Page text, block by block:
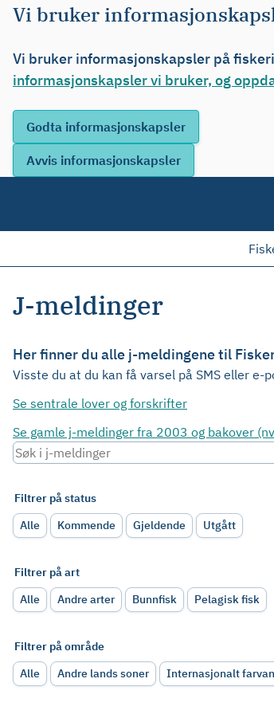
Vi bruker
Vi bruker informasjonskapsler på
informasjonskapsler vi bruker, og
J-meldinger
Her finner du alle j-meldingene til
Visste du at du kan få varsel på SMS eller e-
Se sentrale lover og forskrifter
Se gamle j-meldinger fra 2003 og bakover
Filtrer på status
Alle
Kommende Gjeldende Utgått
Filtrer på art
Alle
Andre arter Bunnfisk Pelagisk fisk
Filtrer på område
Alle
Andre lands soner Internasjonalt